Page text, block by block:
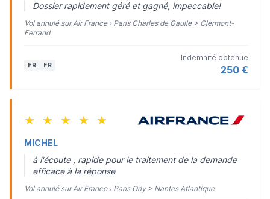
Dossier rapidement géré et gagné, impeccable!
Vol annulé sur Air France › Paris Charles de Gaulle > Clermont-
Ferrand
FR FR
Indemnité obtenue
250 €
★ ★ ★ ★ ★
MICHEL
à l'écoute , rapide pour le traitement de la demande
efficace à la réponse
Vol annulé sur Air France › Paris Orly > Nantes Atlantique